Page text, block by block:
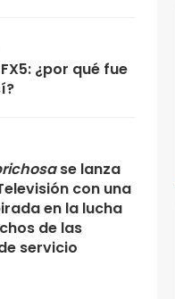
¿por qué fue
se lanza
con una
en la lucha
de las
servicio